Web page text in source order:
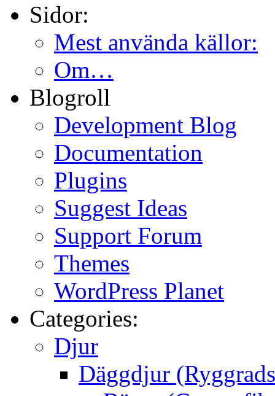
Sidor:
Mest använda källor:
Om…
Blogroll
Development Blog
Documentation
Plugins
Suggest Ideas
Support Forum
Themes
WordPress Planet
Categories:
Djur
Däggdjur